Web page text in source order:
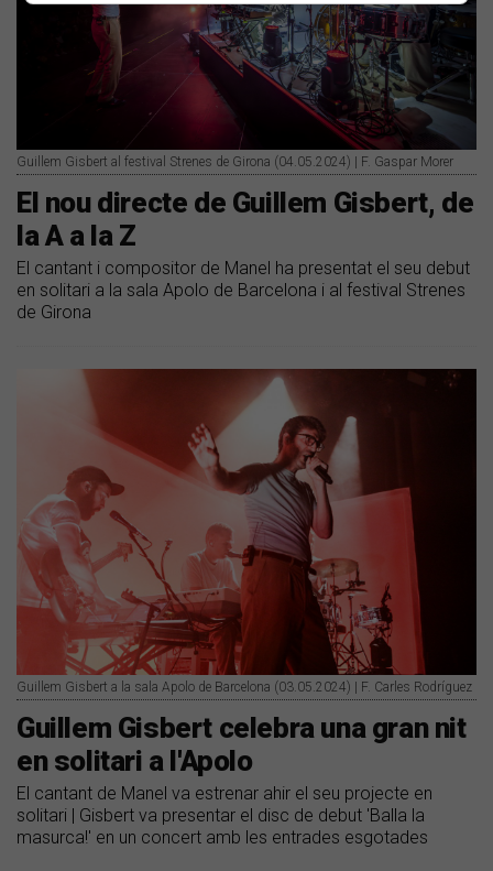
Guillem Gisbert al festival Strenes de Girona (04.05.2024) | F. Gaspar Morer
El nou directe de Guillem Gisbert, de
la A a la Z
El cantant i compositor de Manel ha presentat el seu debut
en solitari a la sala Apolo de Barcelona i al festival Strenes
de Girona
Guillem Gisbert a la sala Apolo de Barcelona (03.05.2024) | F. Carles Rodríguez
Guillem Gisbert celebra una gran nit
en solitari a l'Apolo
El cantant de Manel va estrenar ahir el seu projecte en
solitari | Gisbert va presentar el disc de debut 'Balla la
masurca!' en un concert amb les entrades esgotades